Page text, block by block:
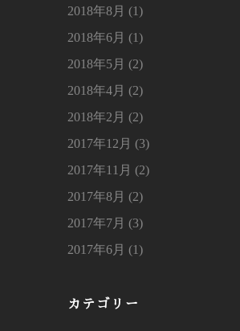
2018年8月 (1)
2018年6月 (1)
2018年5月 (2)
2018年4月 (2)
2018年2月 (2)
2017年12月 (3)
2017年11月 (2)
2017年8月 (2)
2017年7月 (3)
2017年6月 (1)
カテゴリー